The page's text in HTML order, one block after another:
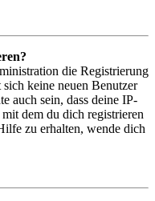
die Registrierung
keine neuen Benutzer
auch sein, dass deine IP-
dem du dich registrieren
zu erhalten, wende dich